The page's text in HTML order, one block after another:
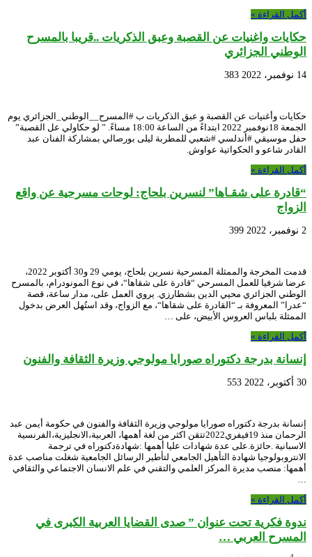
أكمل القراءة »
حكايات واغنيات عن القصبة وعبق الذكريات ..قريبا بالمسرح
الوطني الجزائري
14 نوفمبر، 2022 383
حكايات وأغنيات عن القصبة و عبق الذكريات ب #المسرح__الوطني_الجزائري يوم
الجمعة 18نوفمبر 2022 ابتداءً من الساعة 18:00 مساءً. ” لو حكاولي عل القصبة”
حفل موسيقي #أندلسي #شعبي للمطربة ليلى بورصالي بمشاركة الفنان عبد
القادر شاعو و الحكواتية عواوش.
أكمل القراءة »
“قادرة على شقـاها” لنسرين بلحاج: لوحات مسرحية عن واقع
الزواج
2 نوفمبر، 2022 399
قدمت المخرجة والممثلة المسرحية نسرين بلحاج، يومي 29 و30 أكتوبر 2022،
عرضا شرفيا للعمل المسرحي “قادرة على شقاها“، في نوع المونودرام، بالمسرح
الوطني الجزائري محيي الدين بشطارزي. يروي العمل على، مدار ساعة، قصة
“عدرا” المعروفة بـ “القادرة على شقاها“، مع الزواج، وقد استُهل العرض بدخول
الممثلة بلباس العروس الأبيض، على …
أكمل القراءة »
إنسانة بدرجة دكتوراه صورايا مولوجي وزيرة الثقافة والفنون
30 أكتوبر، 2022 553
إنسانة بدرجة دكتوراه صورايا مولوجي وزيرة الثقافة والفنون في حكومة أيمن عبد
الرحمان منذ 19فيفري2022تتقن اكثر من لغة أهمها، العربية،الانجليزية،الفرنسية
الاسبانية .حائزة.على عدة شهادات عليا أهمها :شهادةدكتوراه في ترجمة
الانتروبولوجيا شهادة التأهيل الجامعي لتأطير الرسائل الجامعية شغلت مناصب عدة
أهمها: منصب مديرة المركز العلمي والتقني في علم الانسان الاجتماعي والثقافي
…
أكمل القراءة »
ندوة فكرية تحت عنوان ” صدى القضايا العربية الكبرى في
المسرح العربي …